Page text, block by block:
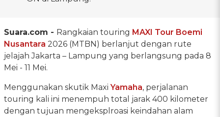
Suara.com - Rangkaian touring MAXI Tour Boemi
Nusantara 2026 (MTBN) berlanjut dengan rute
jelajah Jakarta – Lampung yang berlangsung pada 8
Mei - 11 Mei.
Menggunakan skutik MaxiYamaha, perjalanan
touring kali ini menempuh total jarak 400 kilometer
dengan tujuan mengeksplroasi keindahan alam